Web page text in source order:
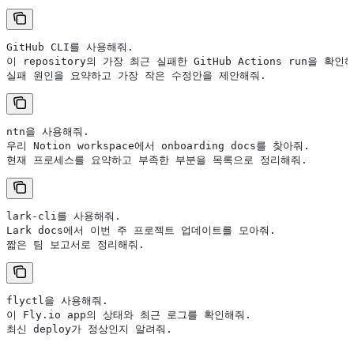
GitHub CLI를 사용해줘.
이 repository의 가장 최근 실패한 GitHub Actions run을 확인
실패 원인을 요약하고 가장 작은 수정안을 제안해줘.
ntn을 사용해줘.
우리 Notion workspace에서 onboarding docs를 찾아줘.
현재 프로세스를 요약하고 부족한 부분을 목록으로 정리해줘.
lark-cli를 사용해줘.
Lark docs에서 이번 주 프로젝트 업데이트를 모아줘.
짧은 팀 보고서로 정리해줘.
flyctl을 사용해줘.
이 Fly.io app의 상태와 최근 로그를 확인해줘.
최신 deploy가 정상인지 알려줘.